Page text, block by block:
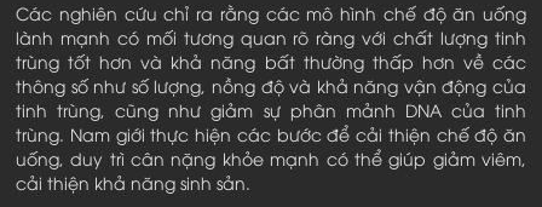
Các nghiên cứu chỉ ra rằng các mô hình chế độ ăn uống
lành mạnh có mối tương quan rõ ràng với chất lượng tinh
trùng tốt hơn và khả năng bất thường thấp hơn về các
thông số như số lượng, nồng độ và khả năng vận động của
tinh trùng, cũng như giảm sự phân mảnh DNA của tinh
trùng. Nam giới thực hiện các bước để cải thiện chế độ ăn
uống, duy trì cân nặng khỏe mạnh có thể giúp giảm viêm,
cải thiện khả năng sinh sản.